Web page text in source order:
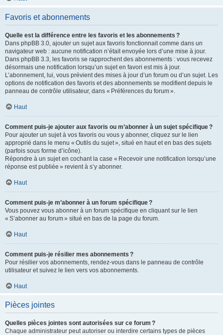
Favoris et abonnements
Quelle est la différence entre les favoris et les abonnements ?
Dans phpBB 3.0, ajouter un sujet aux favoris fonctionnait comme dans un
navigateur web : aucune notification n’était envoyée lors d’une mise à jour.
Dans phpBB 3.3, les favoris se rapprochent des abonnements : vous recevez
désormais une notification lorsqu’un sujet en favori est mis à jour.
L’abonnement, lui, vous prévient des mises à jour d’un forum ou d’un sujet. Les
options de notification des favoris et des abonnements se modifient depuis le
panneau de contrôle utilisateur, dans « Préférences du forum ».
Haut
Comment puis-je ajouter aux favoris ou m’abonner à un sujet spécifique ?
Pour ajouter un sujet à vos favoris ou vous y abonner, cliquez sur le lien
approprié dans le menu « Outils du sujet », situé en haut et en bas des sujets
(parfois sous forme d’icône).
Répondre à un sujet en cochant la case « Recevoir une notification lorsqu’une
réponse est publiée » revient à s’y abonner.
Haut
Comment puis-je m’abonner à un forum spécifique ?
Vous pouvez vous abonner à un forum spécifique en cliquant sur le lien
« S’abonner au forum » situé en bas de la page du forum.
Haut
Comment puis-je résilier mes abonnements ?
Pour résilier vos abonnements, rendez-vous dans le panneau de contrôle
utilisateur et suivez le lien vers vos abonnements.
Haut
Pièces jointes
Quelles pièces jointes sont autorisées sur ce forum ?
Chaque administrateur peut autoriser ou interdire certains types de pièces